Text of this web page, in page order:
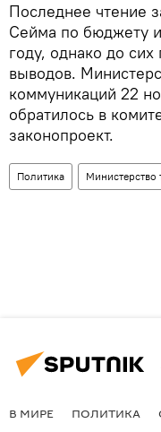
Последнее чтение
Сейма по бюджету
году, однако до
выводов.
коммуникаций 22
обратилось в
законопроект.
Политика Министерство
В МИРЕ ПОЛИТИКА